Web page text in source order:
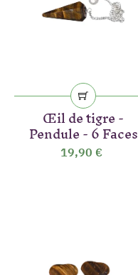
Œil de tigre -
Pendule - 6 Faces
19,90 €